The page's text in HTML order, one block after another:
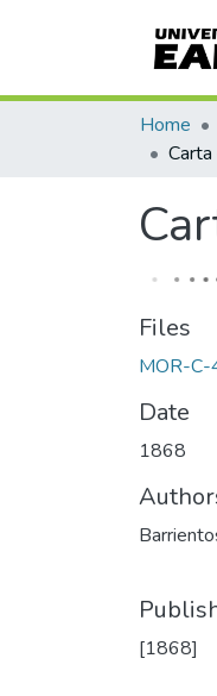
Home
Files
MOR-
Date
1868
[1868]